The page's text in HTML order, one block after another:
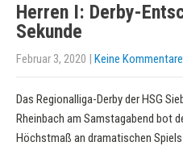
Herren I: Derby-
Sekunde
Februar 3, 2020 | Keine Kommentare
Das Regionalliga-Derby der HSG
Rheinbach am Samstagabend bot
Höchstmaß an dramatischen